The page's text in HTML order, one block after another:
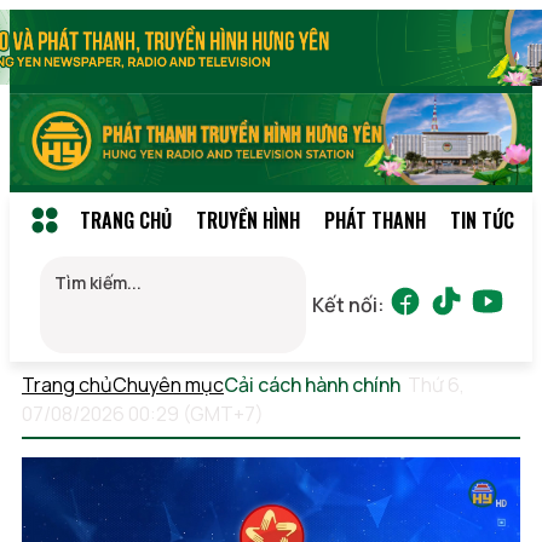
TRANG CHỦ TRUYỀN HÌNH PHÁT THANH TIN TỨC
Kết nối:
Trang chủChuyên mụcCải cách hành chính Thứ 6,
07/08/2026 00:29 (GMT+7)